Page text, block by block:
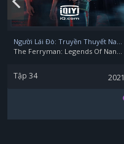
Tập 34 2021